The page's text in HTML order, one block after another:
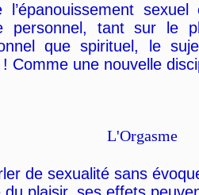
l’épanouissement
personnel, tant sur le
que spirituel, le
Comme une nouvelle
L'Orgasme
de sexualité sans